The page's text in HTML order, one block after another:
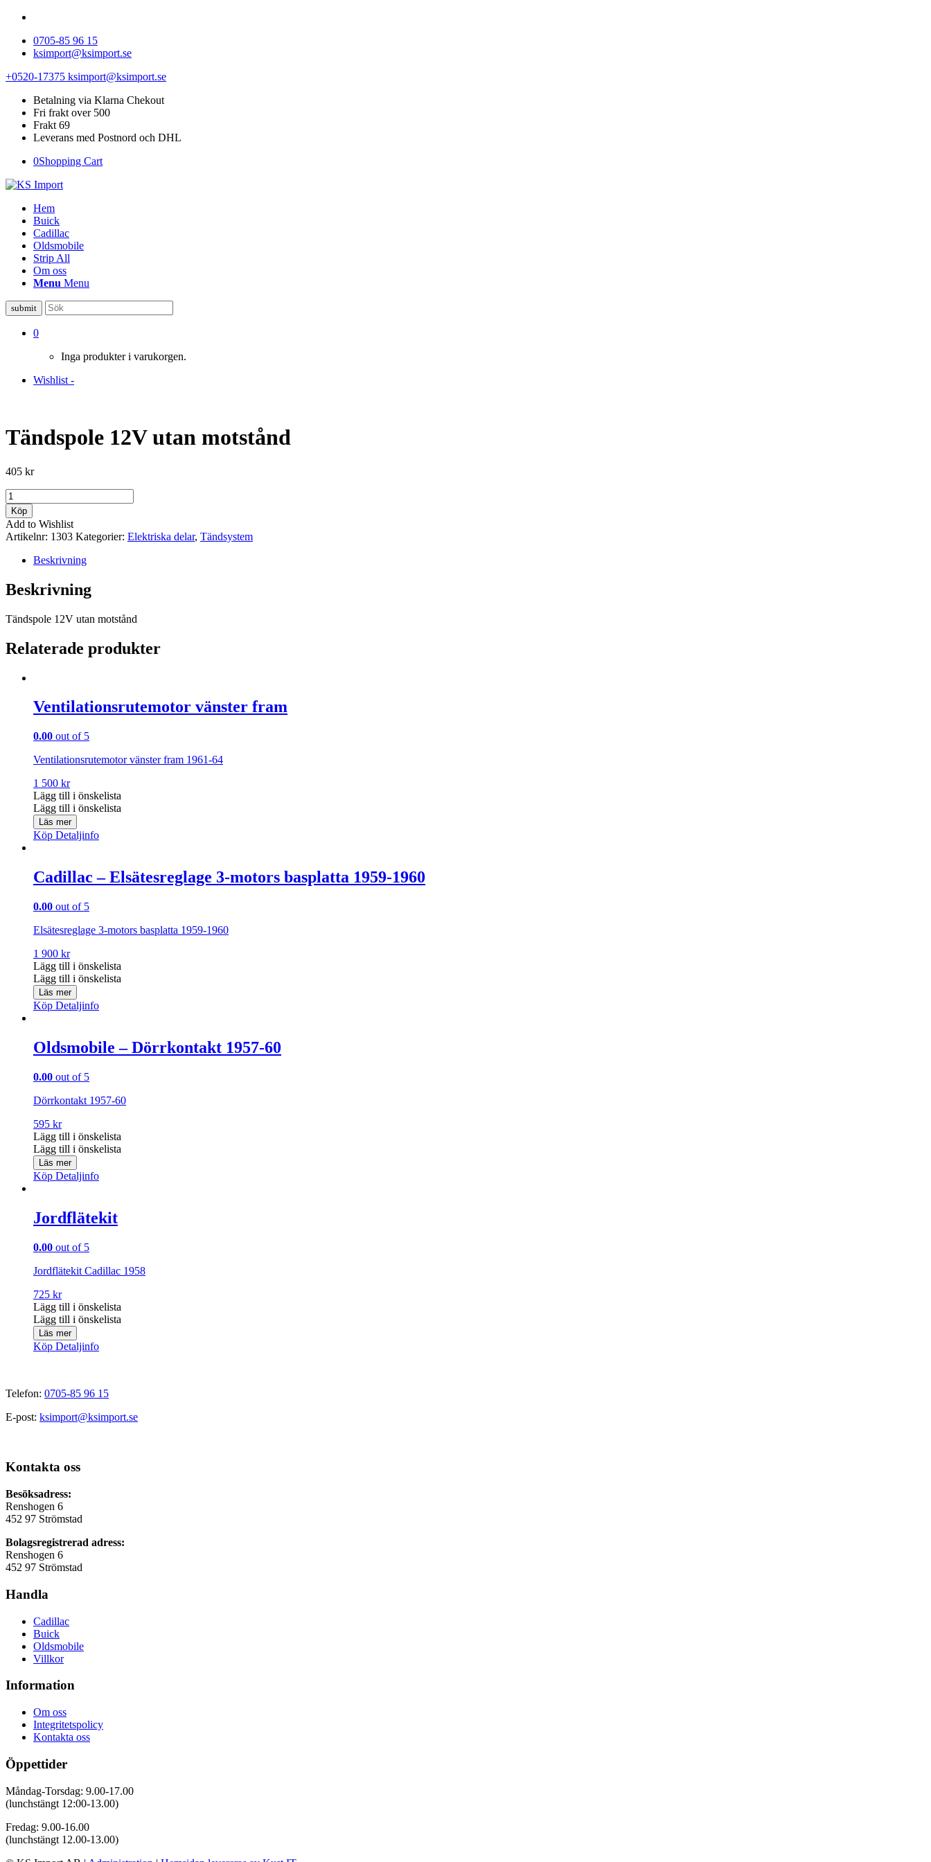
0705-85 96 15
ksimport@ksimport.se
+0520-17375 ksimport@ksimport.se
Betalning via Klarna Chekout
Fri frakt over 500
Frakt 69
Leverans med Postnord och DHL
0Shopping Cart
Hem
Buick
Cadillac
Oldsmobile
Strip All
Om oss
Menu Menu
0
Inga produkter i varukorgen.
Wishlist -
Tändspole 12V utan motstånd
405 kr
Tändspole
12V
utan
motstånd
mängd
Köp
Add to Wishlist
Artikelnr: 1303 Kategorier: Elektriska delar, Tändsystem
Beskrivning
Beskrivning
Tändspole 12V utan motstånd
Relaterade produkter
Ventilationsrutemotor vänster fram
0.00 out of 5
Ventilationsrutemotor vänster fram 1961-64
1 500 kr
Lägg till i önskelista
Lägg till i önskelista
Läs mer
Köp Detaljinfo
Cadillac – Elsätesreglage 3-motors basplatta 1959-1960
0.00 out of 5
Elsätesreglage 3-motors basplatta 1959-1960
1 900 kr
Lägg till i önskelista
Lägg till i önskelista
Läs mer
Köp Detaljinfo
Oldsmobile – Dörrkontakt 1957-60
0.00 out of 5
Dörrkontakt 1957-60
595 kr
Lägg till i önskelista
Lägg till i önskelista
Läs mer
Köp Detaljinfo
Jordflätekit
0.00 out of 5
Jordflätekit Cadillac 1958
725 kr
Lägg till i önskelista
Lägg till i önskelista
Läs mer
Köp Detaljinfo
Telefon: 0705-85 96 15
E-post: ksimport@ksimport.se
Kontakta oss
Besöksadress:
Renshogen 6
452 97 Strömstad
Bolagsregistrerad adress:
Renshogen 6
452 97 Strömstad
Handla
Cadillac
Buick
Oldsmobile
Villkor
Information
Om oss
Integritetspolicy
Kontakta oss
Öppettider
Måndag-Torsdag: 9.00-17.00
(lunchstängt 12:00-13.00)
Fredag: 9.00-16.00
(lunchstängt 12.00-13.00)